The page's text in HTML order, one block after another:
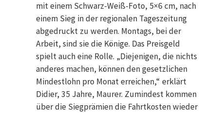
mit einem Schwarz-Weiß-Foto, 5×6 cm, nach
einem Sieg in der regionalen Tageszeitung
abgedruckt zu werden. Montags, bei der
Arbeit, sind sie die Könige. Das Preisgeld
spielt auch eine Rolle. „Diejenigen, die nichts
anderes machen, können den gesetzlichen
Mindestlohn pro Monat erreichen,“ erklärt
Didier, 35 Jahre, Maurer. Zumindest kommen
über die Siegprämien die Fahrtkosten wieder